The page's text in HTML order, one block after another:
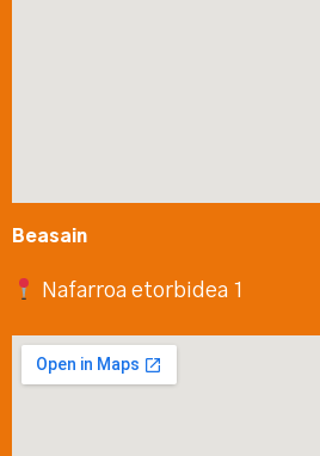
Beasain
Nafarroa etorbidea 1